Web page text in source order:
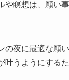
や瞑想は、願い
の夜に最適な願
叶うようにする